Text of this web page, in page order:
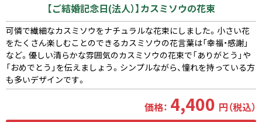
【ご結婚記念日(法人）】カスミソウの花束
可憐で繊細なカスミソウをナチュラルな花束にしました。小さい花
をたくさん楽しむことのできるカスミソウの花言葉は「幸福・感謝」
など。優しい清らかな雰囲気のカスミソウの花束で「ありがとう」や
「おめでとう」を伝えましょう。シンプルながら、憧れを持っている方
も多いデザインです。
価格： 4,400 円（税込）